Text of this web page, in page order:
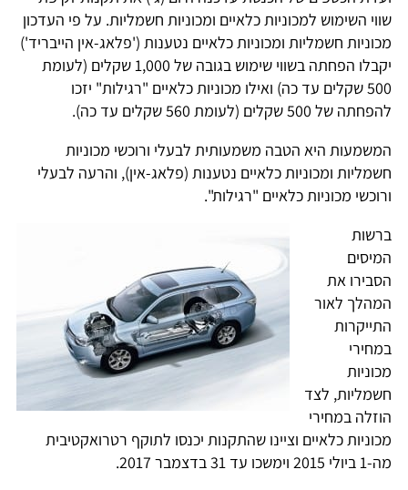
שווי השימוש למכוניות כלאיים ומכוניות חשמליות. על פי העדכון
מכוניות חשמליות ומכוניות כלאיים נטענות ('פלאג-אין הייבריד')
יקבלו הפחתה בשווי שימוש בגובה של 1,000 שקלים (לעומת
500 שקלים עד כה) ואילו מכוניות כלאיים "רגילות" יזכו
להפחתה של 500 שקלים (לעומת 560 שקלים עד כה).
המשמעות היא הטבה משמעותית לבעלי ורוכשי מכוניות
חשמליות ומכוניות כלאיים נטענות (פלאג-אין), והרעה לבעלי
ורוכשי מכוניות כלאיים "רגילות".
ברשות
המיסים
הסבירו את
המהלך לאור
התייקרות
במחירי
מכוניות
חשמליות, לצד
הוזלה במחירי
מכוניות כלאיים וציינו שהתקנות יכנסו לתוקף רטרואקטיבית
מה-1 ביולי 2015 וימשכו עד 31 בדצמבר 2017.